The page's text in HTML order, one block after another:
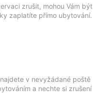
zrušit, mohou Vám být
zaplatíte přímo ubytování.
v nevyžádané poště
a nechte si zrušení